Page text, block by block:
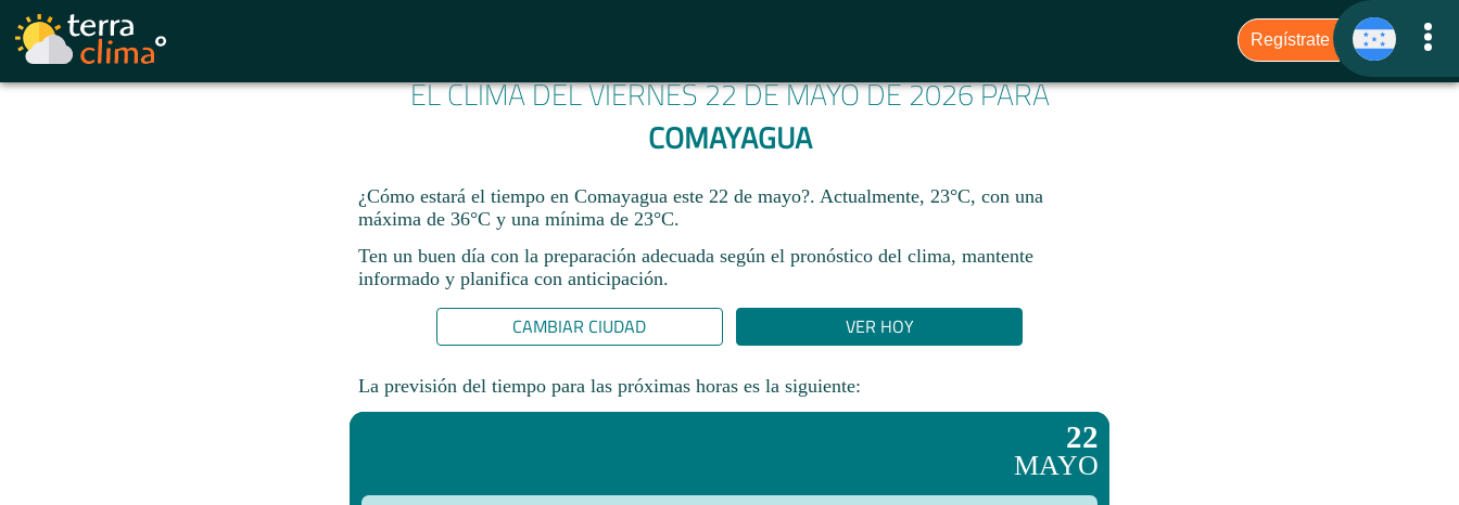
EL CLIMA DEL VIERNES 22 DE MAYO DE 2026 PARA
COMAYAGUA
¿Cómo estará el tiempo en Comayagua este 22 de mayo?. Actualmente, 23°C, con una
máxima de 36°C y una mínima de 23°C.
Ten un buen día con la preparación adecuada según el pronóstico del clima, mantente
informado y planifica con anticipación.​
CAMBIAR CIUDAD VER HOY
La previsión del tiempo para las próximas horas es la siguiente:
22
MAYO